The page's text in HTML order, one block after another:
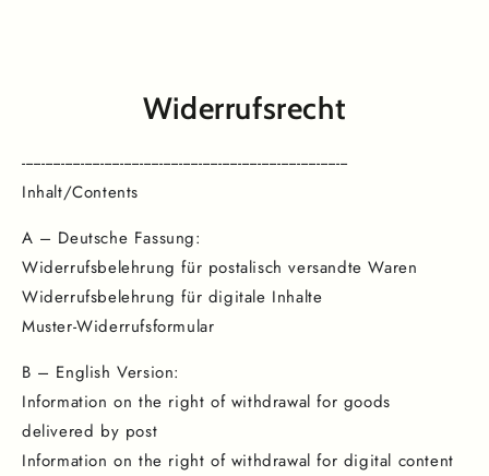
Widerrufsrecht
-----------------------------------------------------------------------------------
Inhalt/Contents
A – Deutsche Fassung:
Widerrufsbelehrung für postalisch versandte Waren
Widerrufsbelehrung für digitale Inhalte
Muster-Widerrufsformular
B – English Version:
Information on the right of withdrawal for goods
delivered by post
Information on the right of withdrawal for digital content